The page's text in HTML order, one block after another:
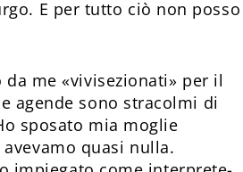
E per tutto ciò non posso
me «vivisezionati» per il
agende sono stracolmi di
sposato mia moglie
quasi nulla.